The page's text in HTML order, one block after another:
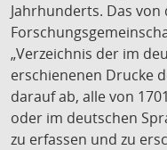
Jahrhunderts. Das
„Verzeichnis der im
erschienenen Drucke
darauf ab, alle von
oder im deutschen
zu erfassen und zu